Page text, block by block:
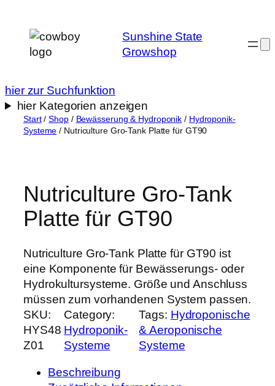
Inhalt
springen
Sunshine State
Growshop
hier zur Suchfunktion
hier Kategorien anzeigen
Start/Shop/ Bewässerung & Hydroponik / Hydroponik-
Systeme / Nutriculture Gro-Tank Platte für GT90
Nutriculture Gro-Tank
Platte für GT90
Nutriculture Gro-Tank Platte für GT90 ist
eine Komponente für Bewässerungs- oder
Hydrokultursysteme. Größe und Anschluss
müssen zum vorhandenen System passen.
SKU:
HYS48
Z01
Category:
Hydroponik-
Systeme
Tags: Hydroponische
& Aeroponische
Systeme
Beschreibung